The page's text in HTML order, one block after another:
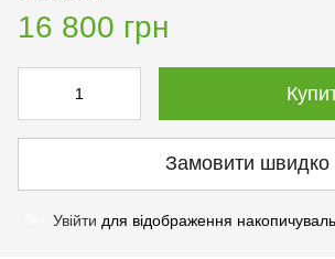
16 800 грн
Замовити швидко
Увійти для відображення